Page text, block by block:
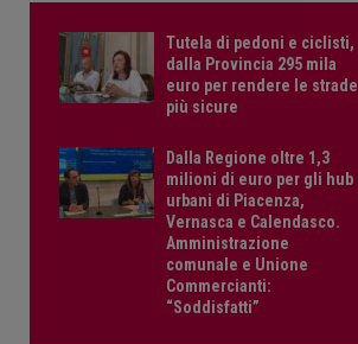
Tutela di pedoni e ciclisti,
dalla Provincia 295 mila
euro per rendere le strade
più sicure
Dalla Regione oltre 1,3
milioni di euro per gli hub
urbani di Piacenza,
Vernasca e Calendasco.
Amministrazione
comunale e Unione
Commercianti:
“Soddisfatti”